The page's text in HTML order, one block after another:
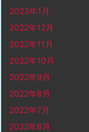
2023年1月
2022年12月
2022年11月
2022年10月
2022年9月
2022年8月
2022年7月
2022年6月